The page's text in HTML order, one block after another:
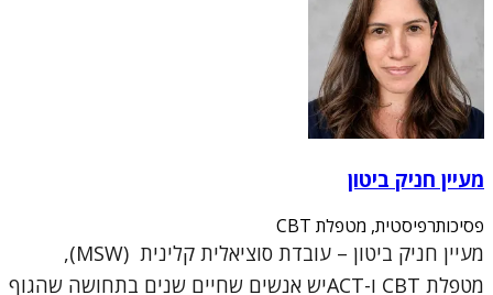
מעיין חניק ביטון
פסיכותרפיסטית, מטפלת CBT
מעיין חניק ביטון – עובדת סוציאלית קלינית (MSW),
מטפלת CBT ו-ACTיש אנשים שחיים שנים בתחושה שהגוף